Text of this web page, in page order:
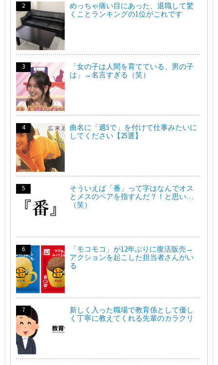
めっちゃ痛い目にあった、退職して驚
くことランキングの1位がこれです
「女の子は人間を育てている、男の子
は」→名言すぎる（笑）
曲名に「週5で」を付けて仕事みたいに
してください【25選】
そういえば「番」って字はなんでオス
とメスのペアを指すんだ？！と思い…
（笑）
「モコモコ」が12年ぶりに復活販売→
アクションを起こした担当者さんがい
る
新しく入った職場で教育係として優し
く丁寧に教えてくれる先輩のカラクリ